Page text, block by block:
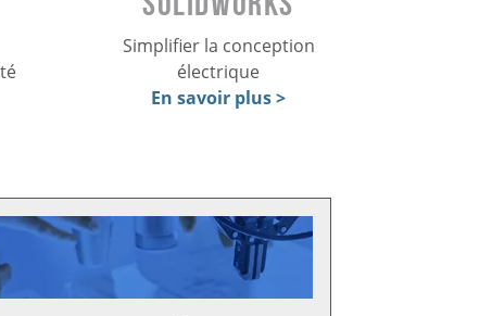
Simplifier la conception
électrique
En savoir plus >